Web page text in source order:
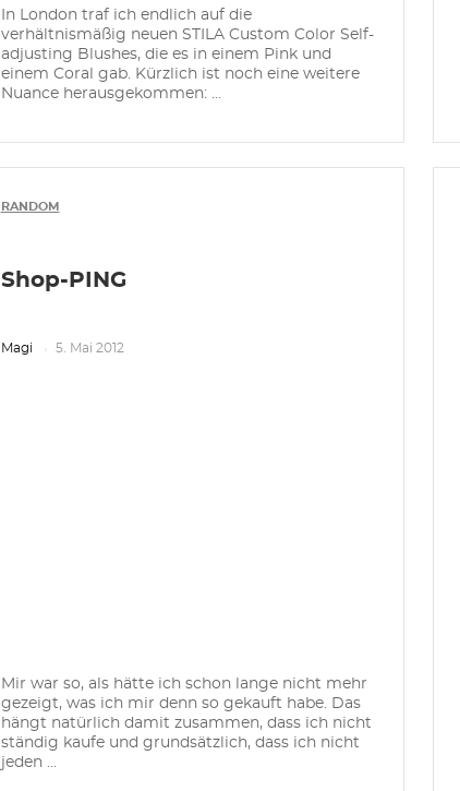
In London traf ich endlich auf die
verhältnismäßig neuen STILA Custom Color Self-
adjusting Blushes, die es in einem Pink und
einem Coral gab. Kürzlich ist noch eine weitere
Nuance herausgekommen: ...
RANDOM
Shop-PING
Magi 5. Mai 2012
Mir war so, als hätte ich schon lange nicht mehr
gezeigt, was ich mir denn so gekauft habe. Das
hängt natürlich damit zusammen, dass ich nicht
ständig kaufe und grundsätzlich, dass ich nicht
jeden ...